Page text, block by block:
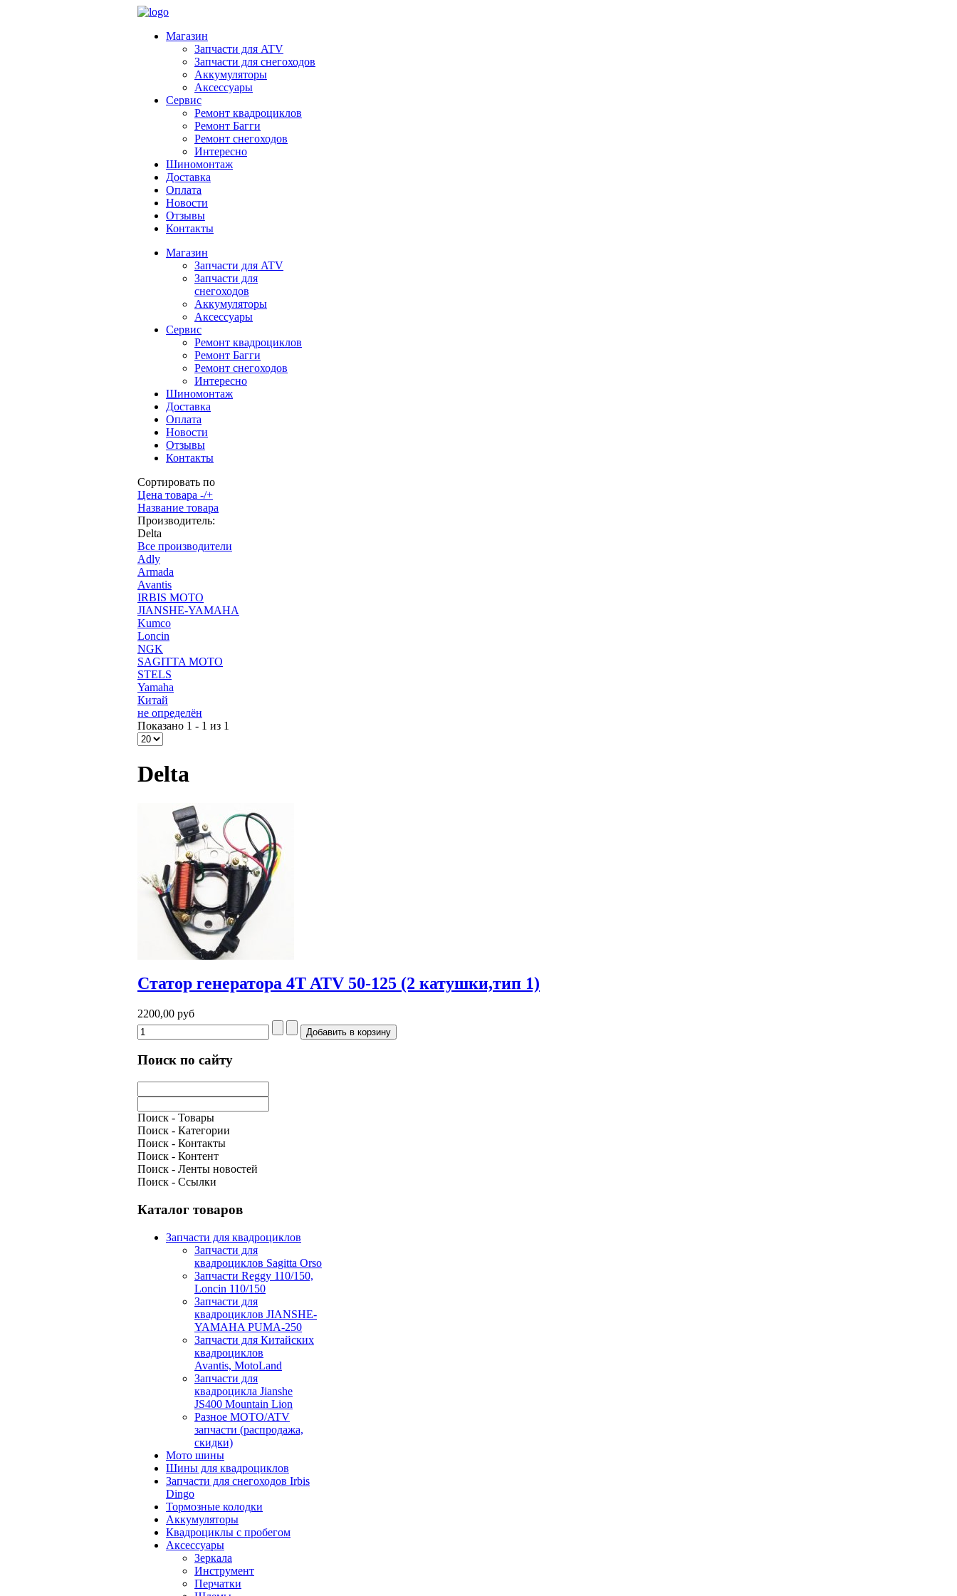
Магазин
Запчасти для ATV
Запчасти для снегоходов
Аккумуляторы
Аксессуары
Сервис
Ремонт квадроциклов
Ремонт Багги
Ремонт снегоходов
Интересно
Шиномонтаж
Доставка
Оплата
Новости
Отзывы
Контакты
Магазин
Запчасти для ATV
Запчасти для
снегоходов
Аккумуляторы
Аксессуары
Сервис
Ремонт квадроциклов
Ремонт Багги
Ремонт снегоходов
Интересно
Шиномонтаж
Доставка
Оплата
Новости
Отзывы
Контакты
Сортировать по
Цена товара -/+
Название товара
Производитель:
Delta
Все производители
Adly
Armada
Avantis
IRBIS MOTO
JIANSHE-YAMAHA
Kumco
Loncin
NGK
SAGITTA MOTO
STELS
Yamaha
Китай
не определён
Показано 1 - 1 из 1
Delta
Статор генератора 4T ATV 50-125 (2 катушки,тип 1)
2200,00 руб
Поиск по сайту
Поиск - Товары
Поиск - Категории
Поиск - Контакты
Поиск - Контент
Поиск - Ленты новостей
Поиск - Ссылки
Каталог товаров
Запчасти для квадроциклов
Запчасти для
квадроциклов Sagitta Orso
Запчасти Reggy 110/150,
Loncin 110/150
Запчасти для
квадроциклов JIANSHE-
YAMAHA PUMA-250
Запчасти для Китайских
квадроциклов
Avantis, MotoLand
Запчасти для
квадроцикла Jianshe
JS400 Mountain Lion
Разное МОТО/ATV
запчасти (распродажа,
скидки)
Мото шины
Шины для квадроциклов
Запчасти для снегоходов Irbis
Dingo
Тормозные колодки
Аккумуляторы
Квадроциклы с пробегом
Аксессуары
Зеркала
Инструмент
Перчатки